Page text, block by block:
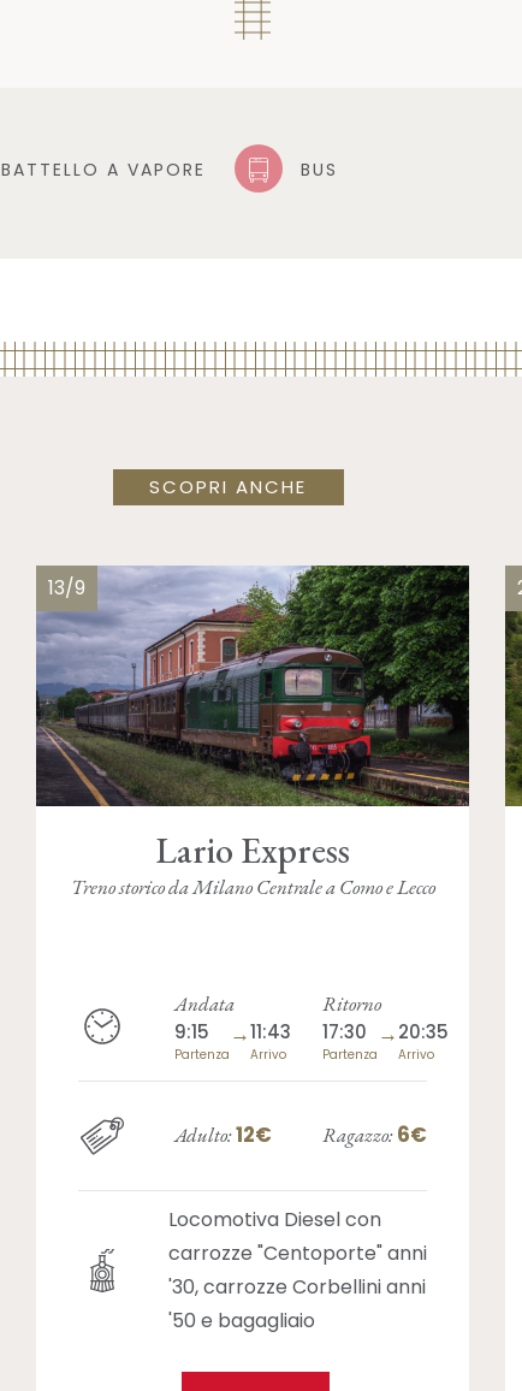
BATTELLO A VAPORE BUS
SCOPRI ANCHE
13/9
Lario Express
Treno storico da Milano Centrale a Como e Lecco
Andata
9:15
Partenza
→11:43
Arrivo
Ritorno
17:30
Partenza
→20:35
Arrivo
Adulto:12€ Ragazzo:6€
Locomotiva Diesel con
carrozze "Centoporte" anni
'30, carrozze Corbellini anni
'50 e bagagliaio